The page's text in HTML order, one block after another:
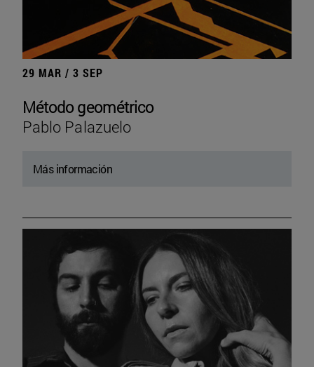
29 MAR / 3 SEP
Método geométrico
Pablo Palazuelo
Más información